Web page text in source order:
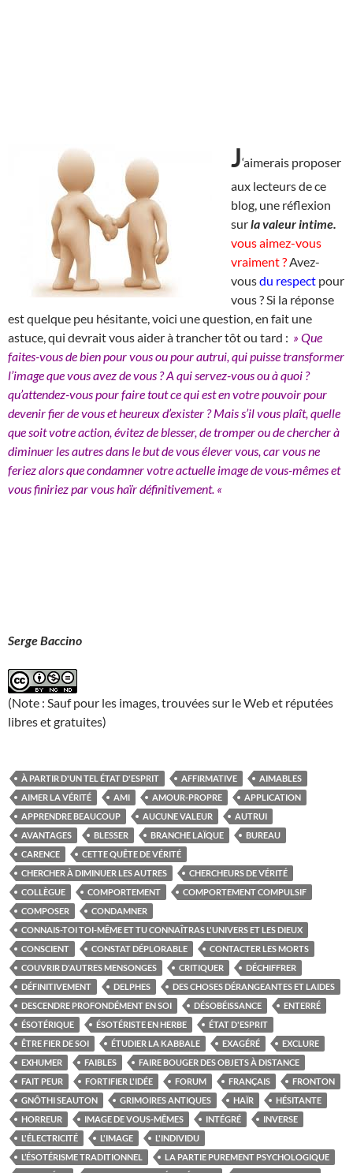
J‘aimerais proposer
aux lecteurs de ce
blog, une réflexion
surla valeur intime.
vous aimez-vous
vraiment ? Avez-
vousdu respect pour
vous ? Si la réponse
est quelque peu hésitante, voici une question, en fait une
astuce, qui devrait vous aider à trancher tôt ou tard : » Que
faites-vous de bien pour vous ou pour autrui, qui puisse transformer
l’image que vous avez de vous ? A qui servez-vous ou à quoi ?
qu’attendez-vous pour faire tout ce qui est en votre pouvoir pour
devenir fier de vous et heureux d’exister ? Mais s’il vous plaît, quelle
que soit votre action, évitez de blesser, de tromper ou de chercher à
diminuer les autres dans le but de vous élever vous, car vous ne
feriez alors que condamner votre actuelle image de vous-mêmes et
vous finiriez par vous haïr définitivement. «
Serge Baccino
(Note : Sauf pour les images, trouvées sur le Web et réputées
libres et gratuites)
À PARTIR D'UN TEL ÉTAT D'ESPRIT AFFIRMATIVE
AIMABLES
AIMER LA VÉRITÉ
AMI AMOUR-PROPRE
APPLICATION
APPRENDRE BEAUCOUP
AUCUNE VALEUR
AUTRUI
AVANTAGES
BLESSER BRANCHE LAÏQUE
BUREAU
CARENCE
CETTE QUÊTE DE VÉRITÉ
CHERCHER À DIMINUER LES AUTRES
CHERCHEURS DE VÉRITÉ
COLLÈGUE
COMPORTEMENT
COMPORTEMENT COMPULSIF
COMPOSER
CONDAMNER
CONNAIS-TOI TOI-MÊME ET TU CONNAÎTRAS L'UNIVERS ET LES DIEUX
CONSCIENT
CONSTAT DÉPLORABLE
CONTACTER LES MORTS
COUVRIR D'AUTRES MENSONGES
CRITIQUER
DÉCHIFFRER
DÉFINITIVEMENT
DELPHES
DES CHOSES DÉRANGEANTES ET LAIDES
DESCENDRE PROFONDÉMENT EN SOI
DÉSOBÉISSANCE
ENTERRÉ
ÉSOTÉRIQUE
ÉSOTÉRISTE EN HERBE
ÉTAT D'ESPRIT
ÊTRE FIER DE SOI
ÉTUDIER LA KABBALE EXAGÉRÉ
EXCLURE
EXHUMER
FAIBLES
FAIRE BOUGER DES OBJETS À DISTANCE
FAIT PEUR
FORTIFIER L'IDÉE FORUM FRANÇAIS
FRONTON
GNÔTHI SEAUTON
GRIMOIRES ANTIQUES HAÏR
HÉSITANTE
HORREUR
IMAGE DE VOUS-MÊMES INTÉGRÉ
INVERSE
L'ÉLECTRICITÉ
L'IMAGE
L'INDIVIDU
L’ÉSOTÉRISME TRADITIONNEL
LA PARTIE PUREMENT PSYCHOLOGIQUE